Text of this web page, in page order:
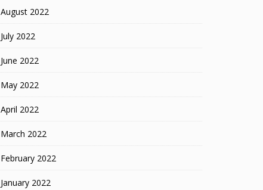
August 2022
July 2022
June 2022
May 2022
April 2022
March 2022
February 2022
January 2022